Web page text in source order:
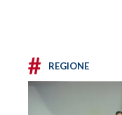
# REGIONE